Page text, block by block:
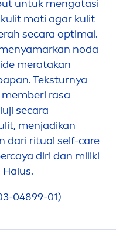
untuk mengatasi
mati agar kulit
secara optimal.
yamarkan noda
meratakan
Teksturnya
rasa
secara
menjadikan
dari ritual self-care
diri dan miliki
04899-01)